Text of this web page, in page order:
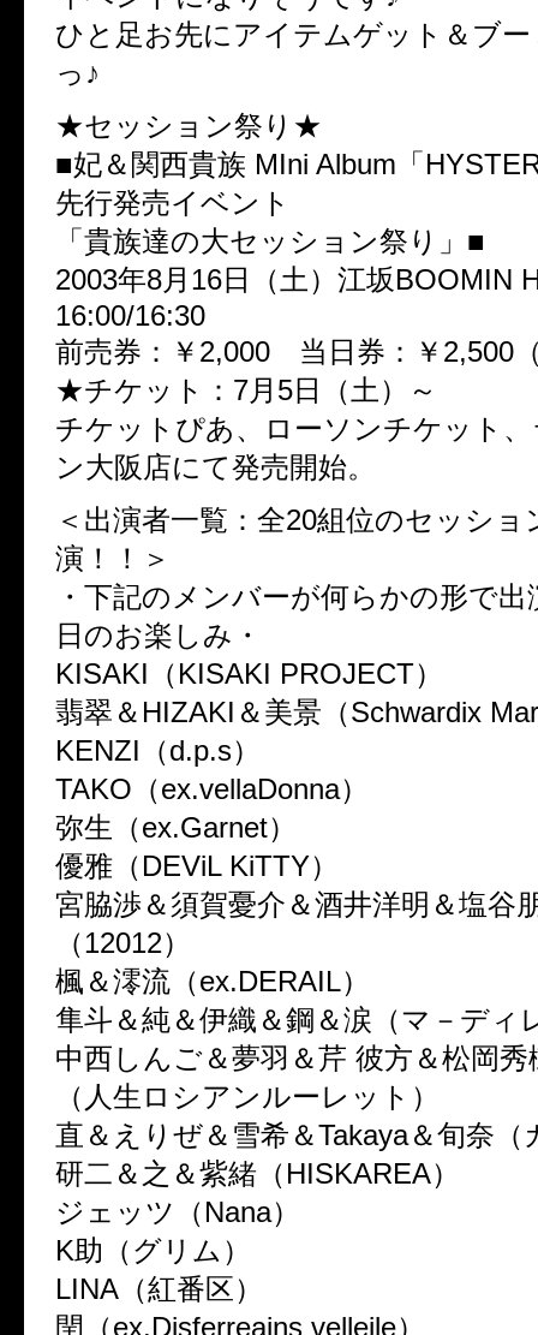
ひと足お先にアイテムゲット＆ブ
っ♪
★セッション祭り★
■妃＆関西貴族 MIni Album「
先行発売イベント
「貴族達の大セッション祭り」■
2003年8月16日（土）江坂BOOMIN
16:00/16:30
前売券：￥2,000 当日券：￥2,500
★チケット：7月5日（土）～
チケットぴあ、ローソンチケット
ン大阪店にて発売開始。
＜出演者一覧：全20組位のセッシ
演！！＞
・下記のメンバーが何らかの形で出
日のお楽しみ・
KISAKI（KISAKI PROJECT）
翡翠＆HIZAKI＆美景（Schwardix
KENZI（d.p.s）
TAKO（ex.vellaDonna）
弥生（ex.Garnet）
優雅（DEViL KiTTY）
宮脇渉＆須賀憂介＆酒井洋明＆塩谷
（12012）
楓＆澪流（ex.DERAIL）
隼斗＆純＆伊織＆鋼＆涙（マ－ディ
中西しんご＆夢羽＆芹 彼方＆松岡秀
（人生ロシアンルーレット）
直＆えりぜ＆雪希＆Takaya＆旬奈（
研二＆之＆紫緒（HISKAREA）
ジェッツ（Nana）
K助（グリム）
LINA（紅番区）
閏（ex.Disferreains velleile）